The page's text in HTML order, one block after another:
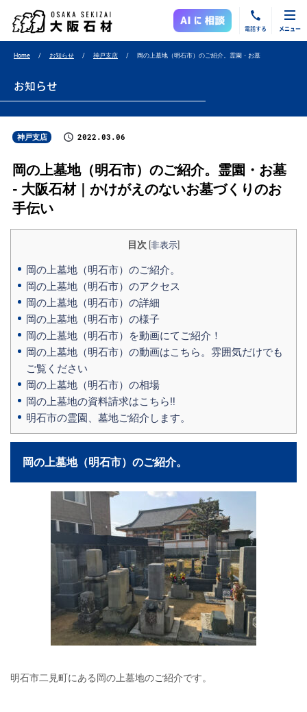
電話する メニュー
Home お知らせ 神戸支店 岡の上墓地（明石市）のご紹介。霊園・お墓
お知らせ
神戸支店 2022.03.06
岡の上墓地（明石市）のご紹介。霊園・お墓
- 大阪石材｜かけがえのないお墓づくりのお
手伝い
目次 非表示
岡の上墓地（明石市）のご紹介。
岡の上墓地（明石市）のアクセス
岡の上墓地（明石市）の詳細
岡の上墓地（明石市）の様子
岡の上墓地（明石市）を動画にてご紹介！
岡の上墓地（明石市）の動画はこちら。雰囲気だけでも
ご覧ください
岡の上墓地（明石市）の相場
岡の上墓地の資料請求はこちら‼
明石市の霊園、墓地ご紹介します。
岡の上墓地（明石市）のご紹介。
明石市二見町にある岡の上墓地のご紹介です。